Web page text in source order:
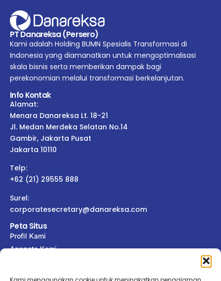
PT Danareksa (Persero)
Kami adalah Holding BUMN Spesialis Transformasi di
Indonesia yang diamanatkan untuk mengoptimalisasi
skala bisnis serta memberikan dampak bagi
perekonomian melalui transformasi berkelanjutan.
Info Kontak
Alamat:
Menara Danareksa Lt. 18-21
Jl. Medan Merdeka Selatan No.14
Gambir, Jakarta Pusat
Jakarta 10110
Telp:
+62 (21) 29555 888
Surel:
corporatesecretary@danareksa.com
Peta Situs
Profil Kami
Anggota Kami